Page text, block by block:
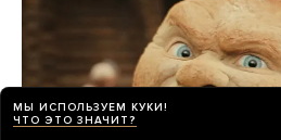
МЫ ИСПОЛЬЗУЕМ КУКИ!
ЧТО ЭТО ЗНАЧИТ?